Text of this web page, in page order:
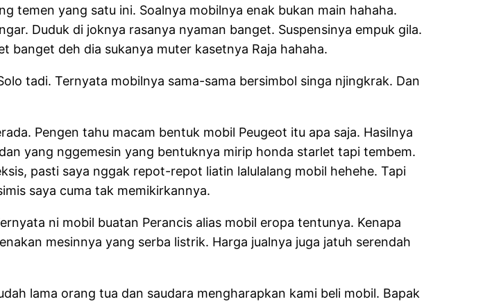
temen yang satu ini. Soalnya mobilnya enak bukan main hahaha.
Duduk di joknya rasanya nyaman banget. Suspensinya empuk gila.
banget deh dia sukanya muter kasetnya Raja hahaha.
tadi. Ternyata mobilnya sama-sama bersimbol singa njingkrak. Dan
Pengen tahu macam bentuk mobil Peugeot itu apa saja. Hasilnya
yang nggemesin yang bentuknya mirip honda starlet tapi tembem.
pasti saya nggak repot-repot liatin lalulalang mobil hehehe. Tapi
saya cuma tak memikirkannya.
ni mobil buatan Perancis alias mobil eropa tentunya. Kenapa
mesinnya yang serba listrik. Harga jualnya juga jatuh serendah
lama orang tua dan saudara mengharapkan kami beli mobil. Bapak